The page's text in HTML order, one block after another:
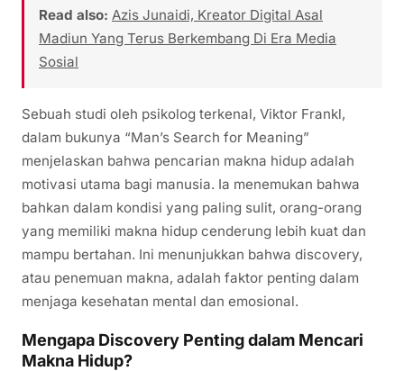
Read also: Azis Junaidi, Kreator Digital Asal
Madiun Yang Terus Berkembang Di Era Media
Sosial
Sebuah studi oleh psikolog terkenal, Viktor Frankl,
dalam bukunya “Man’s Search for Meaning”
menjelaskan bahwa pencarian makna hidup adalah
motivasi utama bagi manusia. Ia menemukan bahwa
bahkan dalam kondisi yang paling sulit, orang-orang
yang memiliki makna hidup cenderung lebih kuat dan
mampu bertahan. Ini menunjukkan bahwa discovery,
atau penemuan makna, adalah faktor penting dalam
menjaga kesehatan mental dan emosional.
Mengapa Discovery Penting dalam Mencari
Makna Hidup?